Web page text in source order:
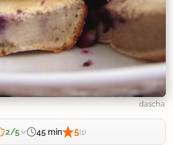
dascha
2/5 45 min 5(1)